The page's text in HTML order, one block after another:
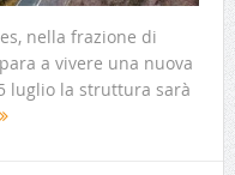
nella frazione di
a vivere una nuova
luglio la struttura sarà